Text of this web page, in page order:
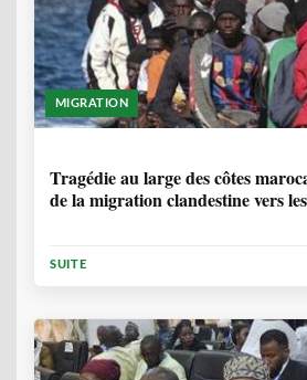
MIGRATION
Tragédie au large des côtes
de la migration clandestine vers
SUITE